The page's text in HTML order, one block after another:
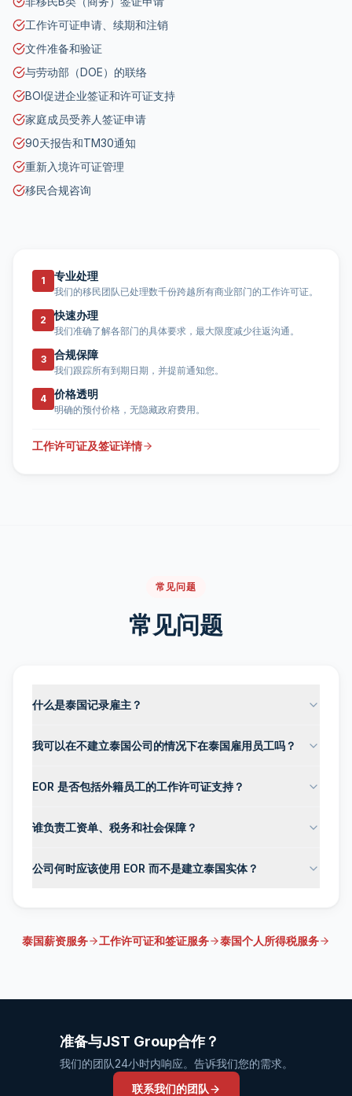
工作许可证申请、续期和注销
文件准备和验证
与劳动部（DOE）的联络
BOI促进企业签证和许可证支持
家庭成员受养人签证申请
90天报告和TM30通知
重新入境许可证管理
移民合规咨询
1 专业处理
我们的移民团队已处理数千份跨越所有商业部门的工作许可证。
2 快速办理
我们准确了解各部门的具体要求，最大限度减少往返沟通。
3 合规保障
我们跟踪所有到期日期，并提前通知您。
4 价格透明
明确的预付价格，无隐藏政府费用。
工作许可证及签证详情
常见问题
常见问题
什么是泰国记录雇主？
我可以在不建立泰国公司的情况下在泰国雇用员工吗？
EOR 是否包括外籍员工的工作许可证支持？
谁负责工资单、税务和社会保障？
公司何时应该使用 EOR 而不是建立泰国实体？
泰国薪资服务 工作许可证和签证服务 泰国个人所得税服务
准备与JST Group合作？
我们的团队24小时内响应。告诉我们您的需求。
联系我们的团队